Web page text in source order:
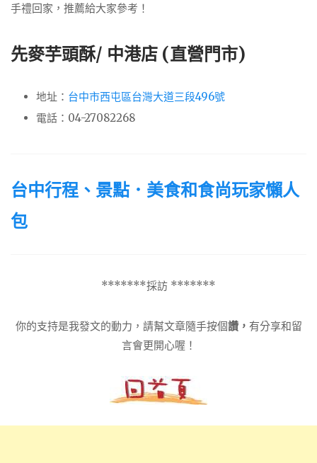
手禮回家，推薦給大家參考！
先麥芋頭酥/ 中港店 (直營門市)
地址： 台中市西屯區台灣大道三段496號
電話：04-27082268
台中行程、景點．美食和食尚玩家懶人
包
*******採訪 *******
你的支持是我發文的動力，請幫文章隨手按個讚， 有分享和留
言會更開心喔！